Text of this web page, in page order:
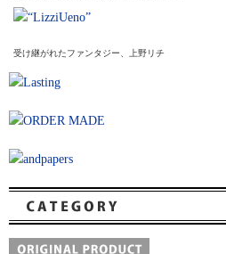
受け継がれたファンタジー、上野リチ